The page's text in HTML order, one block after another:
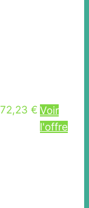
€ Voir
l'offre